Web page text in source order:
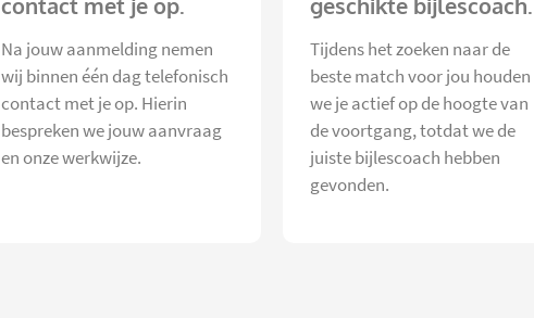
contact met je op.
Na jouw aanmelding nemen
wij binnen één dag telefonisch
contact met je op. Hierin
bespreken we jouw aanvraag
en onze werkwijze.
geschikte bijlescoach.
Tijdens het zoeken naar de
beste match voor jou houden
we je actief op de hoogte van
de voortgang, totdat we de
juiste bijlescoach hebben
gevonden.